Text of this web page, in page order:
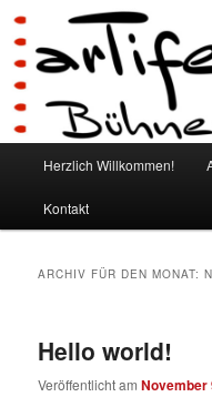
Zum
Inhalt
wechseln
Zum
sekundären
Inhalt
wechselnArtifex 486
Bühnenkunst e.V.
Herzlich Willkommen!
Kontakt
ARCHIV FÜR DEN MONAT:
Hello world!
Veröffentlicht amNovember